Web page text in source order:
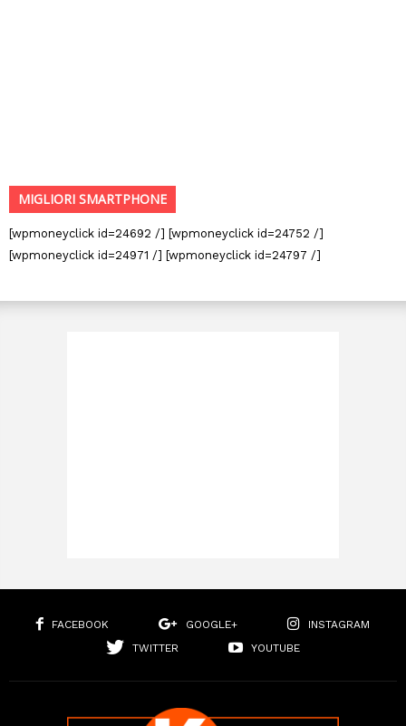
MIGLIORI SMARTPHONE
[wpmoneyclick id=24692 /] [wpmoneyclick id=24752 /]
[wpmoneyclick id=24971 /] [wpmoneyclick id=24797 /]
FACEBOOK GOOGLE+
INSTAGRAM
TWITTER
YOUTUBE